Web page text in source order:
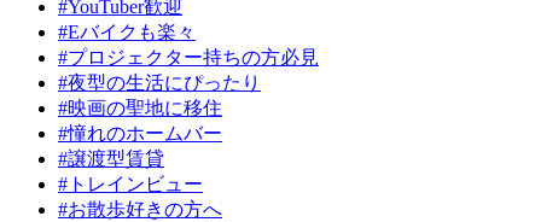
#YouTuber歓迎
#Eバイクも楽々
#プロジェクター持ちの方必見
#夜型の生活にぴったり
#映画の聖地に移住
#憧れのホームバー
#譲渡型賃貸
#トレインビュー
#お散歩好きの方へ